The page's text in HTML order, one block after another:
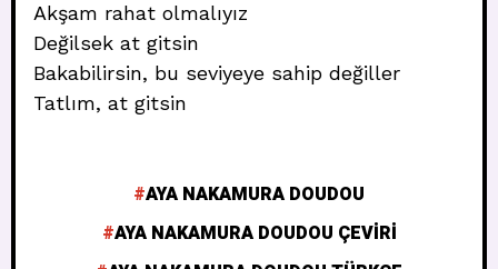
Akşam rahat olmalıyız
Değilsek at gitsin
Bakabilirsin, bu seviyeye sahip değiller
Tatlım, at gitsin
AYA NAKAMURA DOUDOU
AYA NAKAMURA DOUDOU ÇEVIRI